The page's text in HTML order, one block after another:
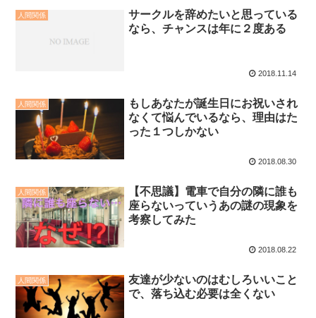
人間関係
サークルを辞めたいと思っている
なら、チャンスは年に２度ある
2018.11.14
人間関係
もしあなたが誕生日にお祝いされ
なくて悩んでいるなら、理由はた
った１つしかない
2018.08.30
人間関係
【不思議】電車で自分の隣に誰も
座らないっていうあの謎の現象を
考察してみた
2018.08.22
人間関係
友達が少ないのはむしろいいこと
で、落ち込む必要は全くない